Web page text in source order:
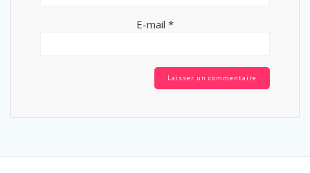
E-mail *